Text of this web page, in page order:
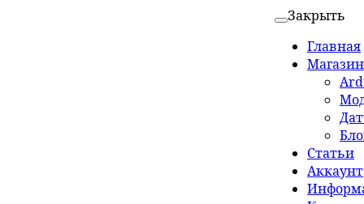
Закрыть
Главная
Магазин
Статьи
Аккаунт